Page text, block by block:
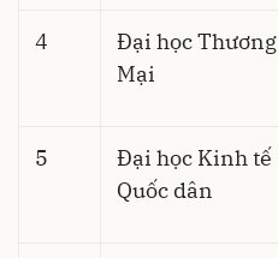
4
Đại học Thương
Mại
5
Đại học Kinh tế
Quốc dân